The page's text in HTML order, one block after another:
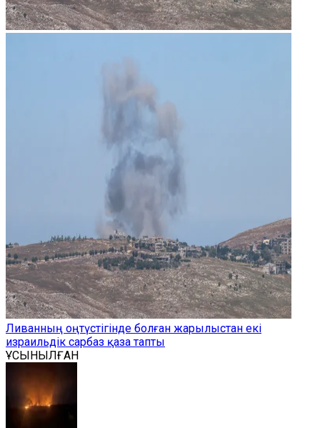
Ливанның оңтүстігінде болған жарылыстан екі
израильдік сарбаз қаза тапты
ҰСЫНЫЛҒАН